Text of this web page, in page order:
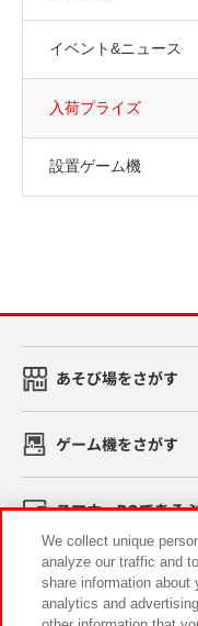
イベント&ニュース
入荷プライズ
設置ゲーム機
あそび場をさがす
ゲーム機をさがす
スマホ・PCであそ
イベント・キャンペ
We collect unique
analyze our traffic and
share information about
analytics and